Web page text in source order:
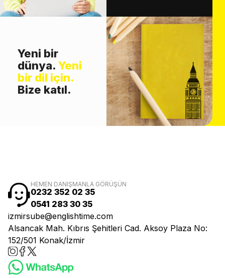
Yeni bir
dünya. Yeni
bir dil için.
Bize katıl.
HEMEN DANIŞMANLA GÖRÜŞÜN
0232 352 02 35
0541 283 30 35
izmirsube@englishtime.com
Alsancak Mah. Kıbrıs Şehitleri Cad. Aksoy Plaza No:
152/501 Konak/İzmir